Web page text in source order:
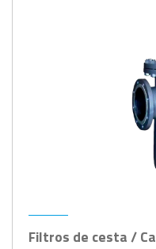
Filtros de cesta /